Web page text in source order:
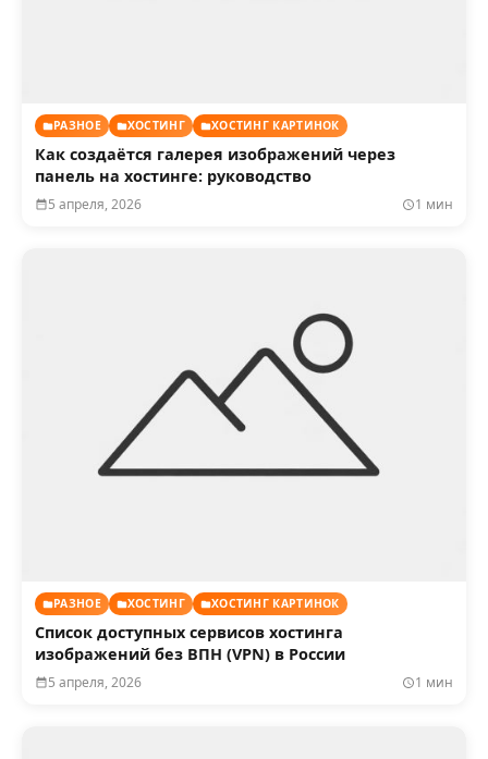
РАЗНОЕ ХОСТИНГ ХОСТИНГ КАРТИНОК
Как создаётся галерея изображений через
панель на хостинге: руководство
5 апреля, 2026 1 мин
РАЗНОЕ ХОСТИНГ ХОСТИНГ КАРТИНОК
Список доступных сервисов хостинга
изображений без ВПН (VPN) в России
5 апреля, 2026 1 мин